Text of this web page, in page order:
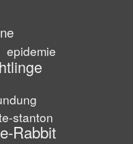
epidemie
stanton
Rabbit